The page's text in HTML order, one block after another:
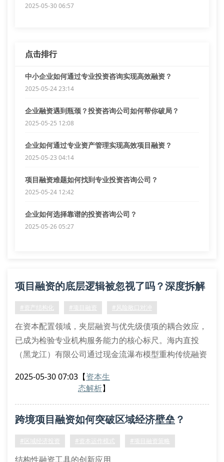
2025-05-30 06:57
点击排行
中小企业如何通过专业投资咨询实现高效融资？
2025-05-24 23:14
企业融资遇到瓶颈？投资咨询公司如何帮你破局？
2025-05-25 12:08
企业如何通过专业资产管理实现高效项目融资？
2025-05-23 04:14
项目融资难题如何找到专业投资咨询公司？
2025-05-24 12:42
企业如何选择靠谱的投资咨询公司？
2025-05-26 05:27
项目融资的底层逻辑被忽视了吗？深度拆解
资本闭环路径
#资产结构化 #项目融资 #风险敞口对冲
在资本配置领域，夹层融资与优先级债项的耦合效应，
已成为检验专业机构服务能力的核心标尺。海内直投
（黑龙江）有限公司通过现金流瀑布模型重构传统融资
试，精准把控偿债覆盖率阈值。
方案，通过权益挂钩票据实现风险隔离。在资产证券化
过程中，运用动态ltv比率调控机制，确保基础资
2025-05-30 07:03 【资本生
态解析】
跨境项目融资如何突破区域经济壁垒？
#区域经济投资 #资本运作模式 #项目融资策略
结构性融资工具的创新应用